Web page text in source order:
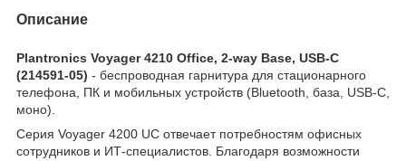
Описание
Plantronics Voyager 4210 Office, 2-way Base, USB-C
(214591-05) - беспроводная гарнитура для стационарного
телефона, ПК и мобильных устройств (Bluetooth, база, USB-C,
моно).
Серия Voyager 4200 UC отвечает потребностям офисных
сотрудников и ИТ-специалистов. Благодаря возможности